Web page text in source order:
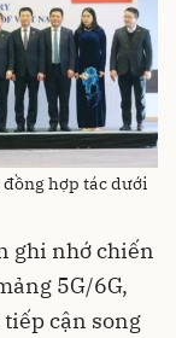
đồng hợp tác dưới
ghi nhớ chiến
5G/6G,
tiếp cận song